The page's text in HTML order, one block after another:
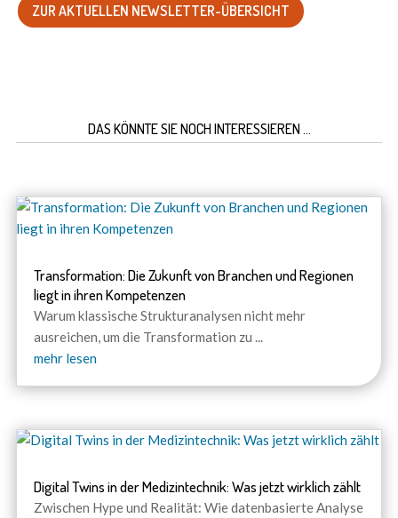
ZUR AKTUELLEN NEWSLETTER-ÜBERSICHT
DAS KÖNNTE SIE NOCH INTERESSIEREN …
Transformation: Die Zukunft von Branchen und Regionen
liegt in ihren Kompetenzen
Warum klassische Strukturanalysen nicht mehr
ausreichen, um die Transformation zu ...
mehr lesen
Digital Twins in der Medizintechnik: Was jetzt wirklich zählt
Zwischen Hype und Realität: Wie datenbasierte Analyse